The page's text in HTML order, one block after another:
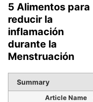
5 Alimentos para
reducir la
inflamación
durante la
Menstruación
Summary
Article Name